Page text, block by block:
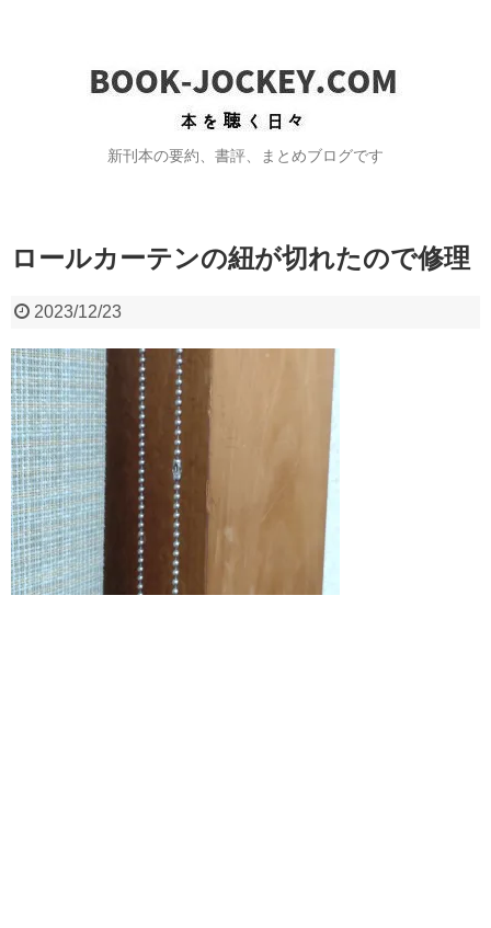
新刊本の要約、書評、まとめブログです
ロールカーテンの紐が切れたので修理
2023/12/23